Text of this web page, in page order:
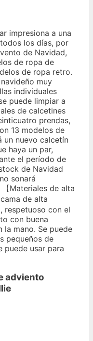
impresiona a una
los días, por
de Navidad,
de ropa de
de ropa retro.
muy
individuales
puede limpiar a
de calcetines
prendas,
13 modelos de
un nuevo calcetín
haya un par,
el período de
de Navidad
sonará
Materiales de alta
de alta
respetuoso con el
con buena
la mano. Se puede
pequeños de
puede usar para
adviento